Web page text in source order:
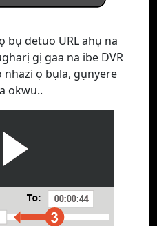
bụ detuo URL ahụ na
gị gaa na ibe DVR
nhazi ọ bụla, gụnyere
okwu..